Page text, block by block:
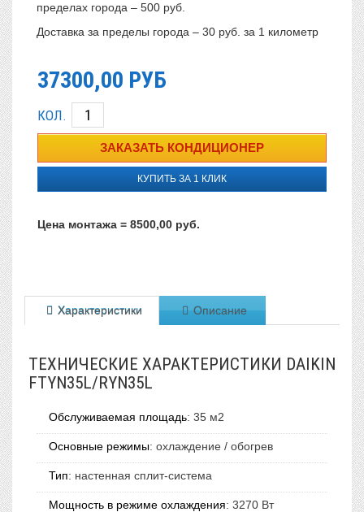
пределах города – 500 руб.
Доставка за пределы города – 30 руб. за 1 километр
37300,00 РУБ
КОЛ.
КУПИТЬ ЗА 1 КЛИК
Цена монтажа = 8500,00 руб.
Характеристики Описание
ТЕХНИЧЕСКИЕ ХАРАКТЕРИСТИКИ DAIKIN
FTYN35L/RYN35L
Обслуживаемая площадь: 35 м2
Основные режимы: охлаждение / обогрев
Тип: настенная сплит-система
Мощность в режиме охлаждения: 3270 Вт